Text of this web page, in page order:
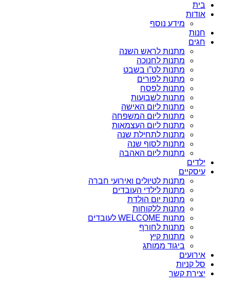
בית
אודות
מידע נוסף
חנות
חגים
מתנות לראש השנה
מתנות לחנוכה
מתנות לט”ו בשבט
מתנות לפורים
מתנות לפסח
מתנות לשבועות
מתנות ליום האישה
מתנות ליום המשפחה
מתנות ליום העצמאות
מתנות לתחילת שנה
מתנות לסוף שנה
מתנות ליום האהבה
ילדים
עיסקיים
מתנות לטיולים ואירועי חברה
מתנות לילדי העובדים
מתנות יום הולדת
מתנות ללקוחות
מתנות WELCOME לעובדים
מתנות לחורף
מתנות קיץ
ביגוד ממותג
אירועים
סל קניות
יצירת קשר